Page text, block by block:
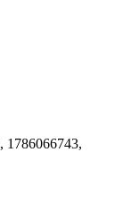
1786066743,